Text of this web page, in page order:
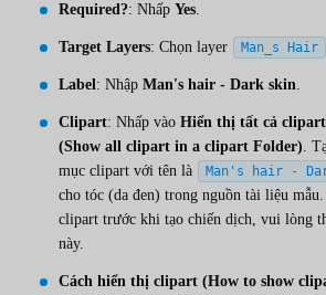
Required?: Nhấp Yes.
Target Layers: Chọn layer Man_s Hair
Label: Nhập Man's hair - Dark skin.
Clipart: Nhấp vào Hiển thị tất cả
(Show all clipart in a clipart Folder).
mục clipart với tên là
Man's hair -
cho tóc (da đen) trong nguồn tài liệu
clipart trước khi tạo chiến dịch, vui lòng
này.
Cách hiển thị clipart (How to show